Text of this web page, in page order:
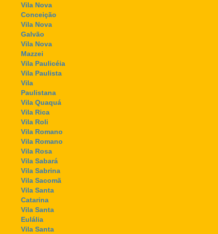
Vila Nova
Conceição
Vila Nova
Galvão
Vila Nova
Mazzei
Vila Paulicéia
Vila Paulista
Vila
Paulistana
Vila Quaquá
Vila Rica
Vila Roli
Vila Romano
Vila Romano
Vila Rosa
Vila Sabará
Vila Sabrina
Vila Sacomã
Vila Santa
Catarina
Vila Santa
Eulália
Vila Santa